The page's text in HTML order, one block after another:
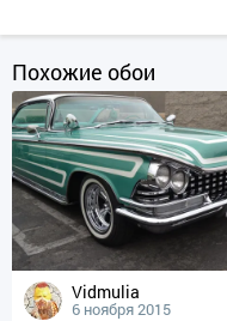
Похожие обои
Vidmulia
6 ноября 2015